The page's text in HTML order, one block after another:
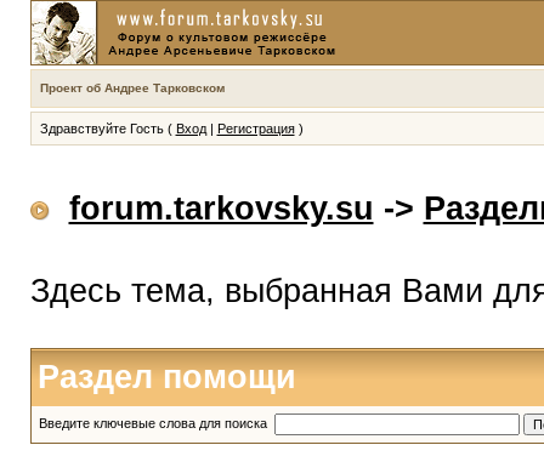
Проект об Андрее Тарковском
Здравствуйте Гость ( Вход| Регистрация)
forum.tarkovsky.su ->
Здесь тема, выбранная Вами
Раздел помощи
Введите ключевые слова для поиска